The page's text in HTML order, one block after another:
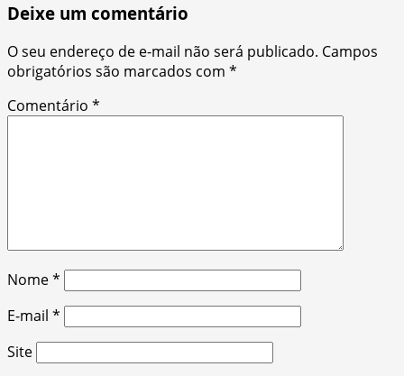
Deixe um comentário
O seu endereço de e-mail não será publicado. Campos
obrigatórios são marcados com *
Comentário *
Nome*
E-mail *
Site